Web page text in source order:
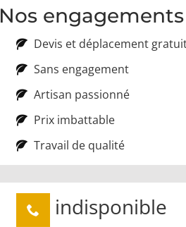
Nos engagements
Devis et déplacement
Sans engagement
Artisan passionné
Prix imbattable
Travail de qualité
indisponible